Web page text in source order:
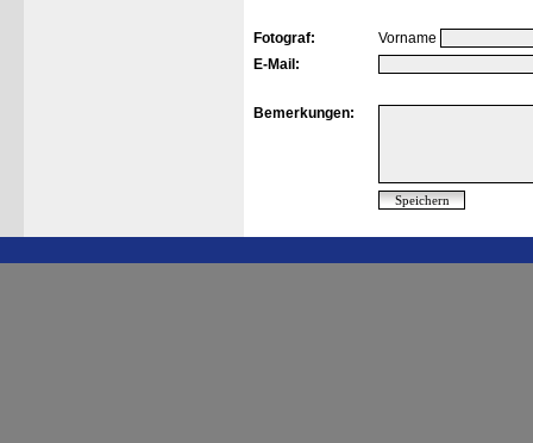
Fotograf:
Vorname
E-Mail:
Bemerkungen: